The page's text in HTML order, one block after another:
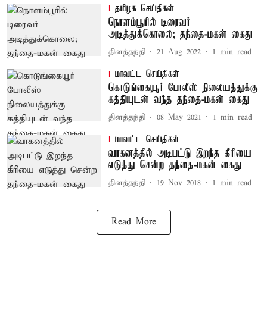
தமிழக செய்திகள்
நொளம்பூரில் டிரைவர்
அடித்துக்கொலை; தந்தை-மகன் கைது
தினத்தந்தி 21 Aug 2022 1 min read
மாவட்ட செய்திகள்
கொடுங்கையூர் போலீஸ் நிலையத்துக்கு
கத்தியுடன் வந்த தந்தை-மகன் கைது
தினத்தந்தி 08 May 2021 1 min read
மாவட்ட செய்திகள்
வாகனத்தில் அடிபட்டு இறந்த கீரியை
எடுத்து சென்ற தந்தை-மகன் கைது
தினத்தந்தி 19 Nov 2018 1 min read
Read More